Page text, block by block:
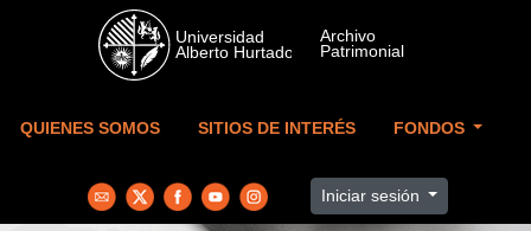
Skip to main content
QUIENES SOMOS SITIOS DE INTERÉS FONDOS
Iniciar sesión